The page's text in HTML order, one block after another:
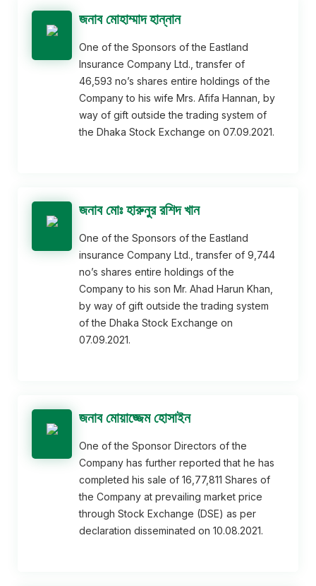
জনাব মোহাম্মাদ হান্নান
One of the Sponsors of the Eastland
Insurance Company Ltd., transfer of
46,593 no’s shares entire holdings of the
Company to his wife Mrs. Afifa Hannan, by
way of gift outside the trading system of
the Dhaka Stock Exchange on 07.09.2021.
জনাব মোঃ হারুনুর রশিদ খান
One of the Sponsors of the Eastland
insurance Company Ltd., transfer of 9,744
no’s shares entire holdings of the
Company to his son Mr. Ahad Harun Khan,
by way of gift outside the trading system
of the Dhaka Stock Exchange on
07.09.2021.
জনাব মোয়াজ্জেম হোসাইন
One of the Sponsor Directors of the
Company has further reported that he has
completed his sale of 16,77,811 Shares of
the Company at prevailing market price
through Stock Exchange (DSE) as per
declaration disseminated on 10.08.2021.